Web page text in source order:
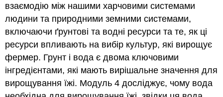
взаємодію між нашими харчовими системами
людини та природними земними системами,
включаючи ґрунтові та водні ресурси та те, як ці
ресурси впливають на вибір культур, які вирощує
фермер. Грунт і вода є двома ключовими
інгредієнтами, які мають вирішальне значення для
вирощування їжі. Модуль 4 досліджує, чому вода